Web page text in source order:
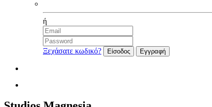
ή
Ξεχάσατε κωδικό?